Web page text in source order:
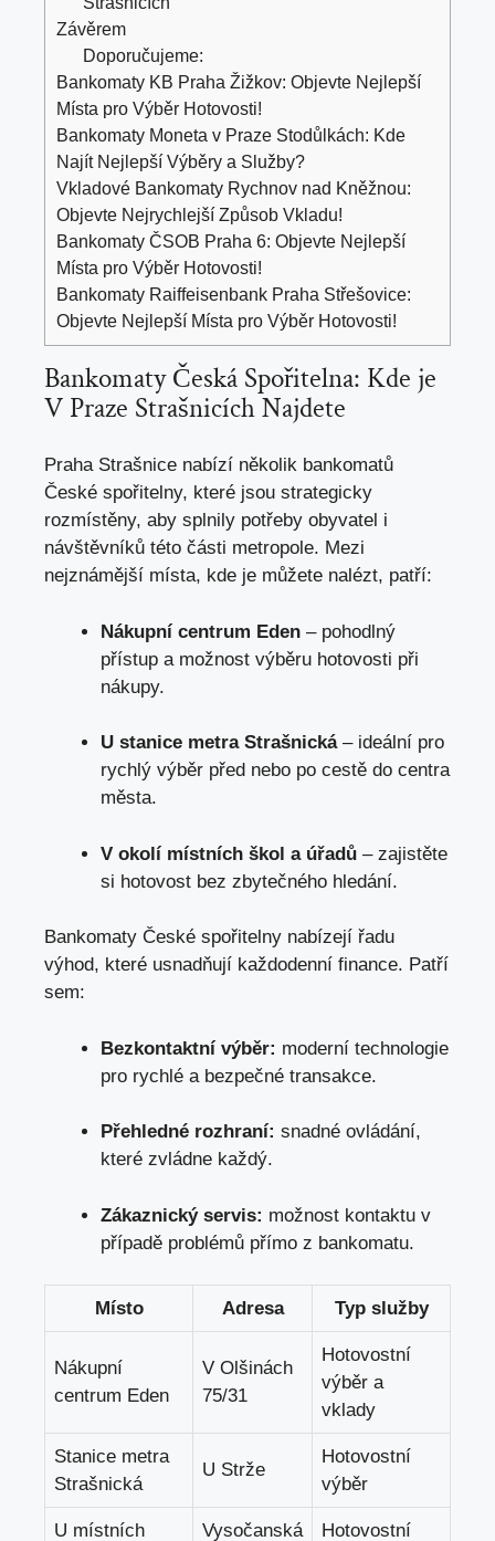
Závěrem
Doporučujeme:
Bankomaty KB Praha Žižkov: Objevte Nejlepší
Místa pro Výběr Hotovosti!
Bankomaty Moneta v Praze Stodůlkách: Kde
Najít Nejlepší Výběry a Služby?
Vkladové Bankomaty Rychnov nad Kněžnou:
Objevte Nejrychlejší Způsob Vkladu!
Bankomaty ČSOB Praha 6: Objevte Nejlepší
Místa pro Výběr Hotovosti!
Bankomaty Raiffeisenbank Praha Střešovice:
Objevte Nejlepší Místa pro Výběr Hotovosti!
Bankomaty Česká Spořitelna: Kde je
V Praze Strašnicích Najdete
Praha Strašnice nabízí několik ⁣bankomatů
České​ spořitelny, které jsou strategicky
rozmístěny, aby splnily ⁢potřeby obyvatel i
návštěvníků této části metropole. Mezi
nejznámější místa, kde je můžete nalézt, patří:
Nákupní centrum Eden – pohodlný
přístup a možnost výběru ‍hotovosti při
nákupy.
U stanice metra ‌Strašnická– ideální pro⁢
rychlý výběr před nebo po cestě do centra
města.
V okolí místních škol⁣ a úřadů – ‍zajistěte
si hotovost ⁤bez zbytečného hledání.
Bankomaty České spořitelny nabízejí řadu
výhod, které usnadňují každodenní finance. Patří
sem:
Bezkontaktní výběr: moderní technologie
pro rychlé a bezpečné transakce.
Přehledné rozhraní: snadné⁤ ovládání,
které zvládne každý.
Zákaznický servis: možnost‌ kontaktu v​
případě problémů přímo z ​bankomatu.
Místo Adresa Typ služby
Nákupní
centrum ‌Eden
V Olšinách
75/31
Hotovostní
⁤výběr a
vklady
Stanice metra
Strašnická
U​ Strže
Hotovostní
výběr
U místních Vysočanská Hotovostní